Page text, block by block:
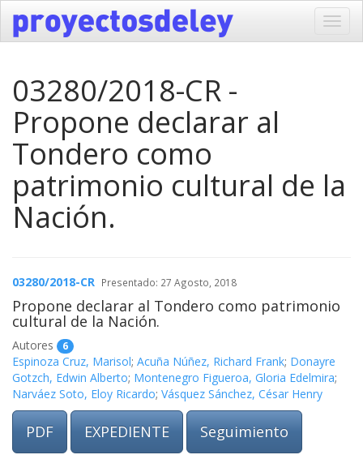
03280/2018-CR -
Propone declarar al
Tondero como
patrimonio cultural de la
Nación.
03280/2018-CR Presentado: 27 Agosto, 2018
Propone declarar al Tondero como patrimonio
cultural de la Nación.
Autores 6
Espinoza Cruz, Marisol; Acuña Núñez, Richard Frank; Donayre
Gotzch, Edwin Alberto; Montenegro Figueroa, Gloria Edelmira;
Narváez Soto, Eloy Ricardo; Vásquez Sánchez, César Henry
PDF EXPEDIENTE Seguimiento